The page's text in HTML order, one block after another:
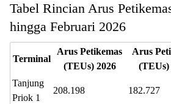
Tabel Rincian Arus
hingga Februari 2026
Terminal
Arus Petikemas
(TEUs) 2026
Arus
(TEUs)
Tanjung
Priok 1
208.198 182.727